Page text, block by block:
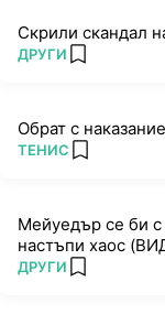
Скрили скандал
ПОВЕЧЕ ОТ
ДРУГИ add favorites
Обрат с
ПОВЕЧЕ ОТ
ТЕНИС add favorites
Мейуедър се би с
настъпи хаос
ПОВЕЧЕ ОТ
ДРУГИ add favorites